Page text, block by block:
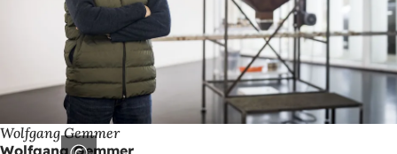
Wolfgang Gemmer